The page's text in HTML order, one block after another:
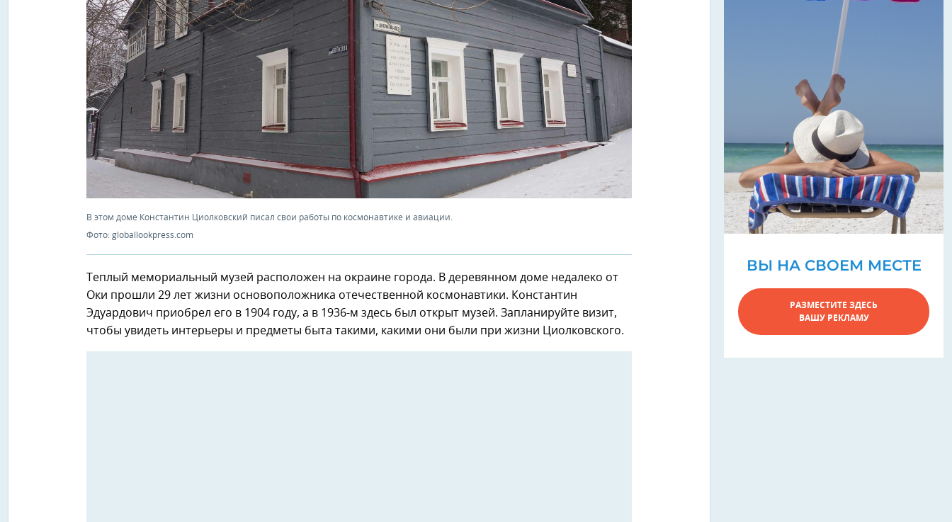
В этом доме Константин Циолковский писал свои работы по космонавтике и авиации.
Фото: globallookpress.com
Теплый мемориальный музей расположен на окраине города. В деревянном доме недалеко от
Оки прошли 29 лет жизни основоположника отечественной космонавтики. Константин
Эдуардович приобрел его в 1904 году, а в 1936-м здесь был открыт музей. Запланируйте визит,
чтобы увидеть интерьеры и предметы быта такими, какими они были при жизни Циолковского.
ВЫ НА СВОЕМ МЕСТЕ
РАЗМЕСТИТЕ ЗДЕСЬ
ВАШУ РЕКЛАМУ